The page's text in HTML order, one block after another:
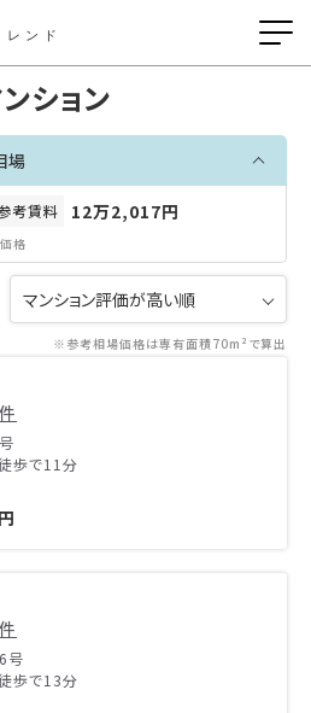
レンド
ション
場
考賃料 12万2,017円
格
※参考相場価格は専有面積70m²で算出
歩で11分
号
歩で13分